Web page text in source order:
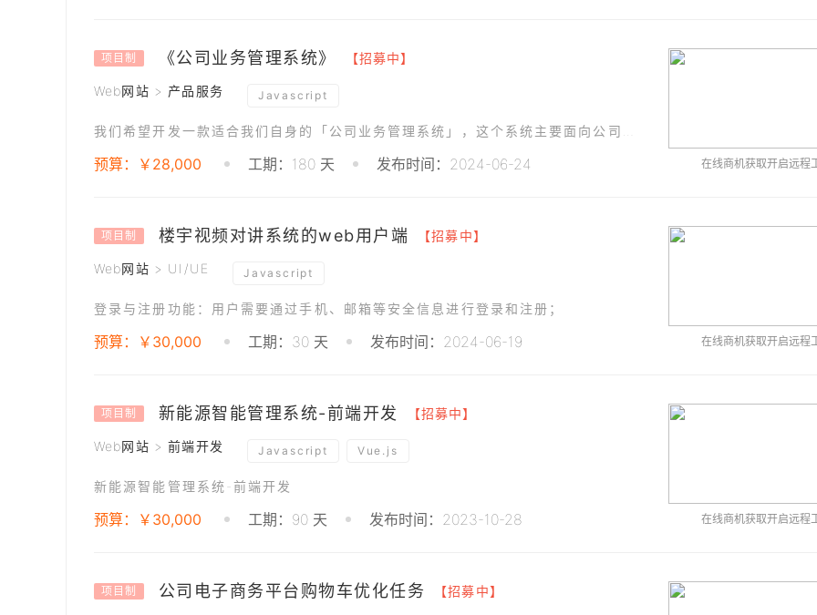
项目制 《公司业务管理系统》 【招募中】
Web网站 > 产品服务 Javascript
预算：￥28,000 工期：180 天 发布时间：2024-06-24 在线商机获取开启远程
项目制 楼宇视频对讲系统的web用户端 【招募中】
Web网站 > UI/UE Javascript
登录与注册功能：用户需要通过手机、邮箱等安全信息进行登录和注册；
预算：￥30,000 工期：30 天 发布时间：2024-06-19 在线商机获取开启远程
项目制 新能源智能管理系统-前端开发 【招募中】
Web网站 > 前端开发 Javascript Vue.js
新能源智能管理系统-前端开发
预算：￥30,000 工期：90 天 发布时间：2023-10-28 在线商机获取开启远程
项目制 公司电子商务平台购物车优化任务 【招募中】